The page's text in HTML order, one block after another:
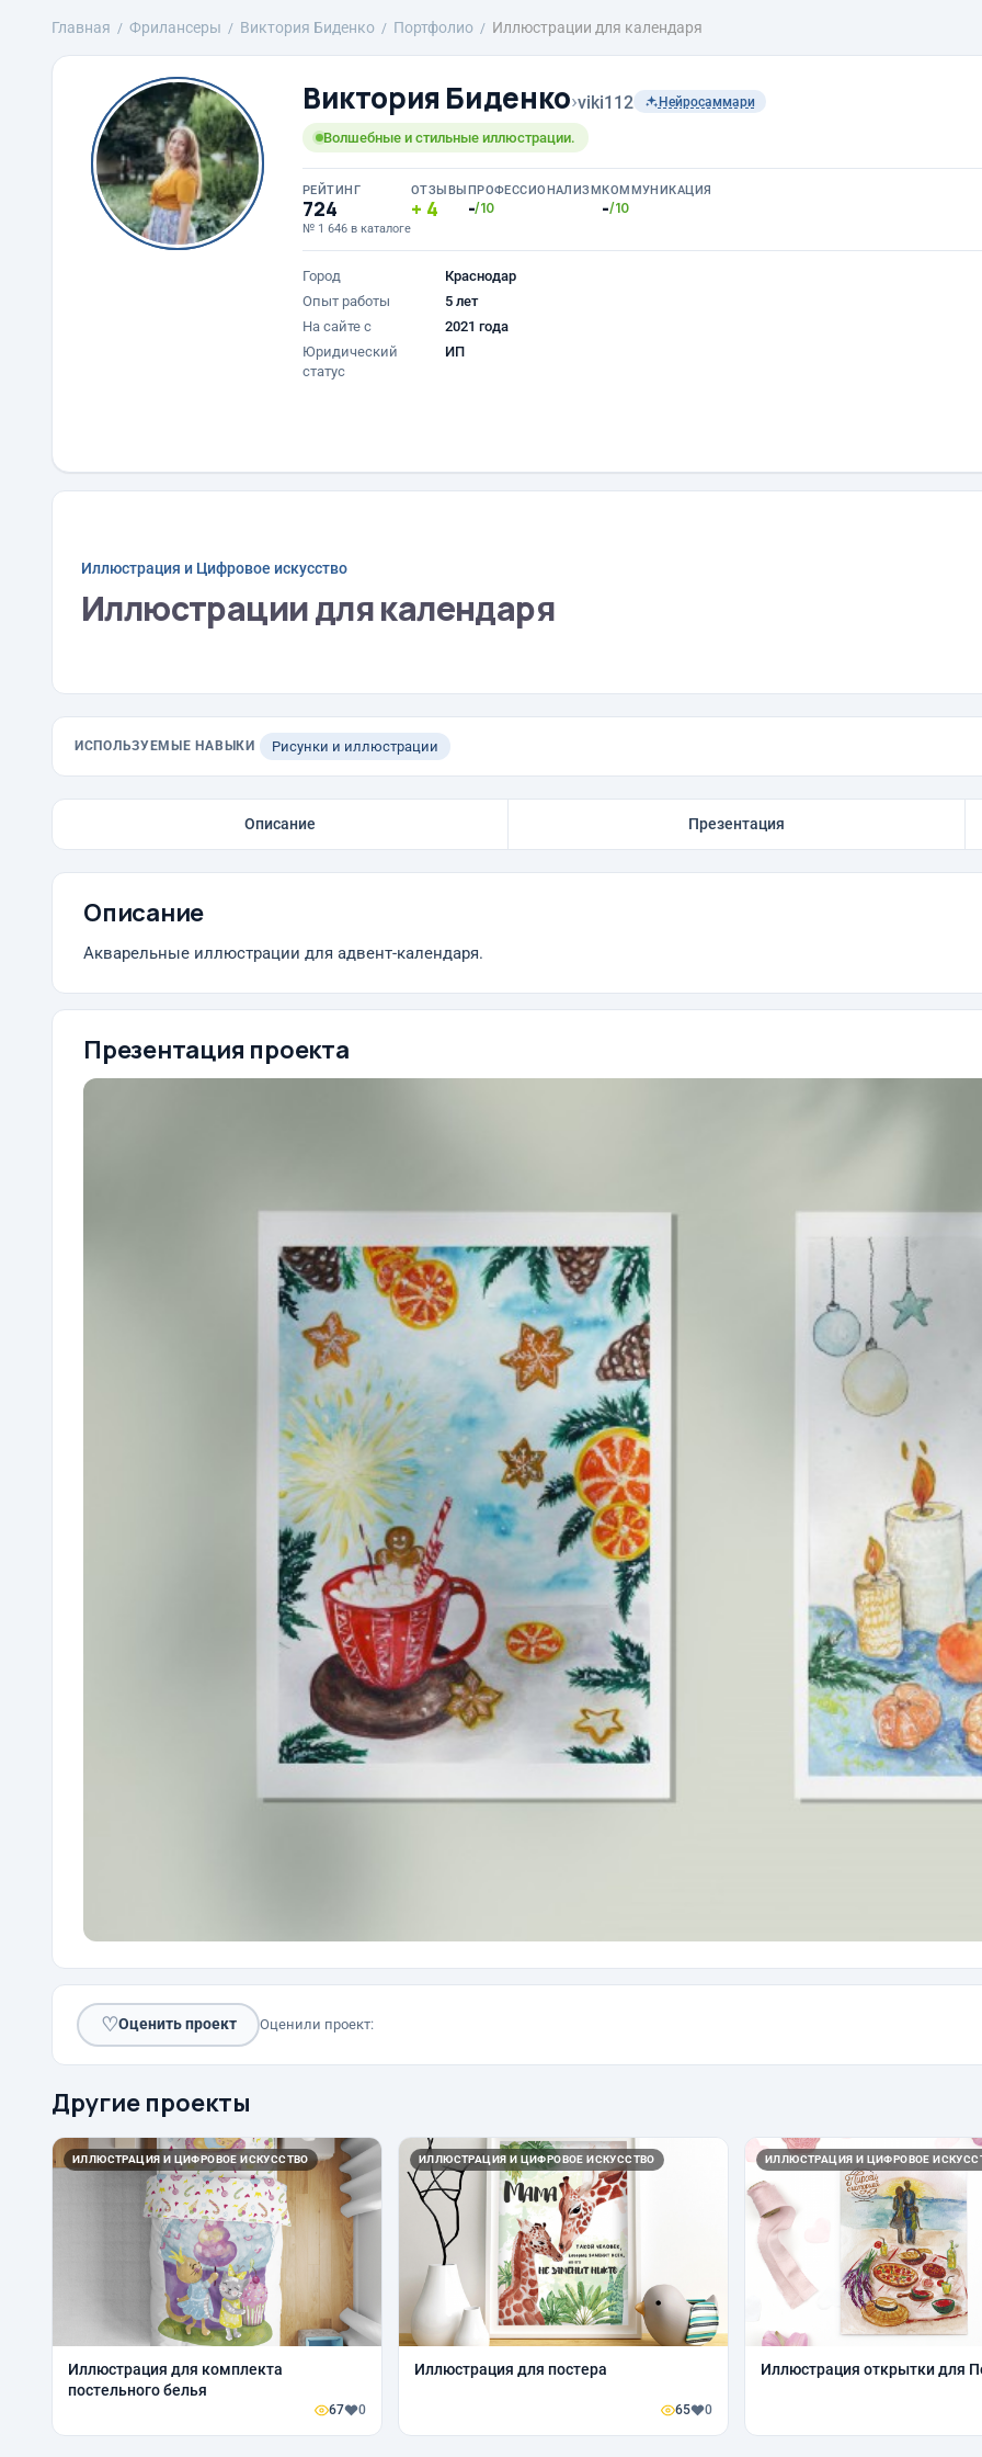
Главная Фрилансеры Виктория Биденко Портфолио Иллюстрации для календаря
Виктория Биденко›viki112 Нейросаммари
Волшебные и стильные иллюстрации.
РЕЙТИНГ
724
№ 1 646 в каталоге
ОТЗЫВЫ
4
ПРОФЕССИОНАЛИЗМ
-/10
КОММУНИКАЦИЯ
-/10
Город
Краснодар
Опыт работы
5 лет
На сайте с
2021 года
Юридический
статус
ИП
Иллюстрация и Цифровое искусство
Иллюстрации для календаря
ИСПОЛЬЗУЕМЫЕ НАВЫКИ Рисунки и иллюстрации
Описание Презентация
Описание
Акварельные иллюстрации для адвент-календаря.
Презентация проекта
♡Оценить проект Оценили проект:
Другие проекты
ИЛЛЮСТРАЦИЯ И ЦИФРОВОЕ ИСКУССТВО
Иллюстрация для комплекта
постельного белья
67 0
ИЛЛЮСТРАЦИЯ И ЦИФРОВОЕ ИСКУССТВО
Иллюстрация для постера
65 0
ИЛЛЮСТРАЦИЯ И ЦИФРОВОЕ
Иллюстрация открытки для